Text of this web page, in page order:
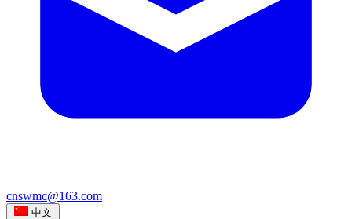
cnswmc@163.com
中文